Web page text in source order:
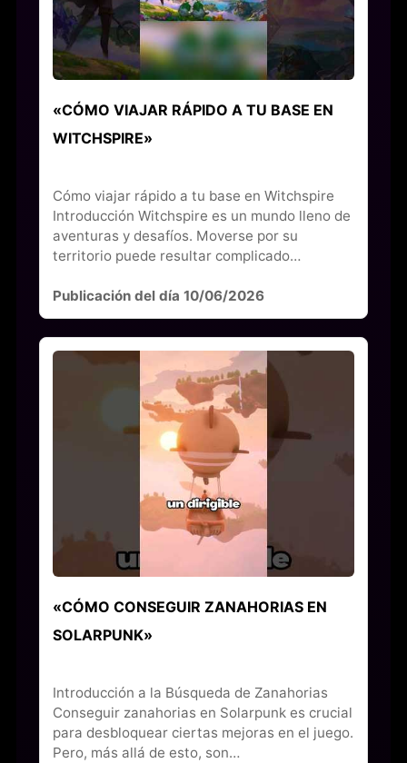
«CÓMO VIAJAR RÁPIDO A TU BASE EN
WITCHSPIRE»
Cómo viajar rápido a tu base en Witchspire
Introducción Witchspire es un mundo lleno de
aventuras y desafíos. Moverse por su
territorio puede resultar complicado…
Publicación del día 10/06/2026
«CÓMO CONSEGUIR ZANAHORIAS EN
SOLARPUNK»
Introducción a la Búsqueda de Zanahorias
Conseguir zanahorias en Solarpunk es crucial
para desbloquear ciertas mejoras en el juego.
Pero, más allá de esto, son…